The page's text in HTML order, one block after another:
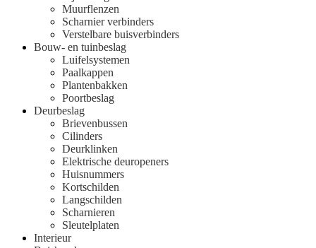
Muurflenzen
Scharnier verbinders
Verstelbare buisverbinders
Bouw- en tuinbeslag
Luifelsystemen
Paalkappen
Plantenbakken
Poortbeslag
Deurbeslag
Brievenbussen
Cilinders
Deurklinken
Elektrische deuropeners
Huisnummers
Kortschilden
Langschilden
Scharnieren
Sleutelplaten
Interieur